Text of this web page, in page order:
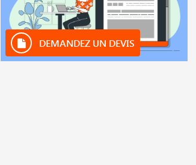
DEMANDEZ UN DEVIS